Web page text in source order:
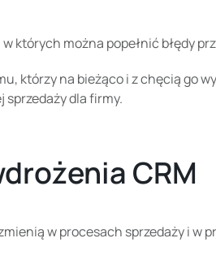
których można popełnić błędy
którzy na bieżąco i z chęcią go
dla firmy.
CRM
w procesach sprzedaży i w